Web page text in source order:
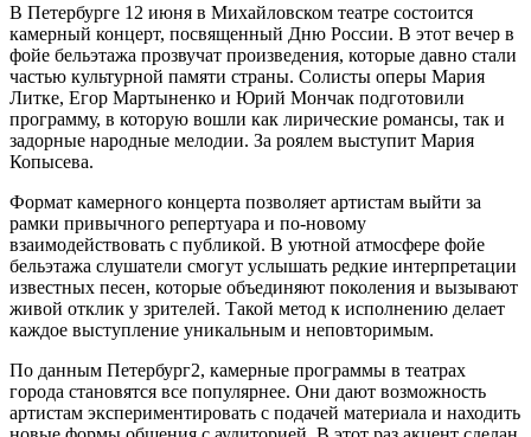
В Петербурге 12 июня в Михайловском театре состоится
камерный концерт, посвященный Дню России. В этот вечер в
фойе бельэтажа прозвучат произведения, которые давно стали
частью культурной памяти страны. Солисты оперы Мария
Литке, Егор Мартыненко и Юрий Мончак подготовили
программу, в которую вошли как лирические романсы, так и
задорные народные мелодии. За роялем выступит Мария
Копысева.
Формат камерного концерта позволяет артистам выйти за
рамки привычного репертуара и по-новому
взаимодействовать с публикой. В уютной атмосфере фойе
бельэтажа слушатели смогут услышать редкие интерпретации
известных песен, которые объединяют поколения и вызывают
живой отклик у зрителей. Такой метод к исполнению делает
каждое выступление уникальным и неповторимым.
По данным Петербург2, камерные программы в театрах
города становятся все популярнее. Они дают возможность
артистам экспериментировать с подачей материала и находить